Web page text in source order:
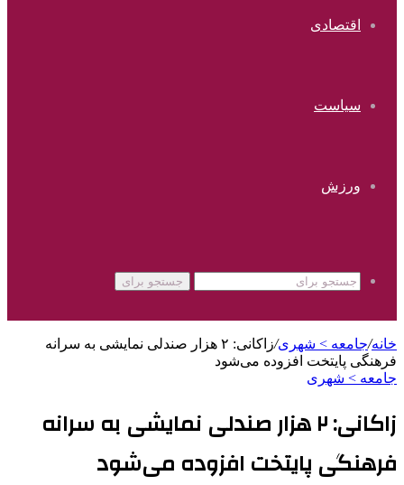
اقتصادی
سیاست
ورزش
جستجو برای
خانه/جامعه > شهری/
زاکانی: ۲ هزار صندلی نمایشی به سرانه
فرهنگی پایتخت افزوده می‌شود
جامعه > شهری
زاکانی: ۲ هزار صندلی نمایشی به سرانه
فرهنگی پایتخت افزوده می‌شود